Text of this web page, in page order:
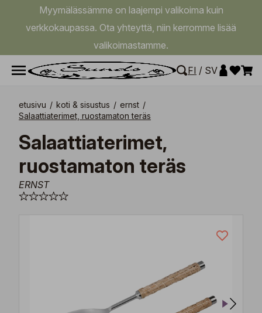
Myymälässämme on laajempi valikoima kuin
verkkokaupassa. Ota yhteyttä, niin kerromme lisää
valikoimastamme.
FI / SV
etusivu / koti & sisustus / ernst /
Salaattiaterimet, ruostamaton teräs
Salaattiaterimet,
ruostamaton teräs
ERNST